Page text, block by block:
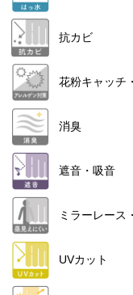
抗カビ
花粉キャッチ
消臭
遮音・吸音
ミラーレース
UVカット